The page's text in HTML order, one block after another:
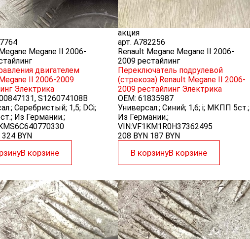
Megane II 2006-
двигателем
II 2006-2009
Электрика
S126074108B
Серебристый; 1,5; DCi;
Из Германии.;
324 BYN
В корзине
акция
арт. A782256
Renault Megane Megane II 2006-
2009 рестайлинг
Переключатель подрулевой
(стрекоза) Renault Megane II 2006-
2009 рестайлинг Электрика
OEM: 61835987
Универсал.; Синий; 1,6; i; МКПП 5ст.;
Из Германии.;
VIN:VF1KM1R0H37362495
208 BYN 187 BYN
В корзинуВ корзине